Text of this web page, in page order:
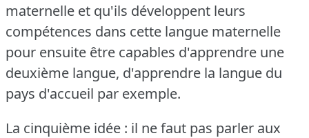
maternelle et qu'ils développent leurs
compétences dans cette langue maternelle
pour ensuite être capables d'apprendre une
deuxième langue, d'apprendre la langue du
pays d'accueil par exemple.
La cinquième idée : il ne faut pas parler aux